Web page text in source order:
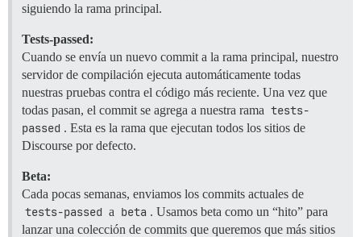
siguiendo la rama principal.
Tests-passed:
Cuando se envía un nuevo commit a la rama principal, nuestro
servidor de compilación ejecuta automáticamente todas
nuestras pruebas contra el código más reciente. Una vez que
todas pasan, el commit se agrega a nuestra rama tests-
passed . Esta es la rama que ejecutan todos los sitios de
Discourse por defecto.
Beta:
Cada pocas semanas, enviamos los commits actuales de
tests-passed a beta . Usamos beta como un “hito” para
lanzar una colección de commits que queremos que más sitios